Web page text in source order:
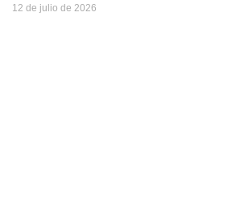
12 de julio de 2026